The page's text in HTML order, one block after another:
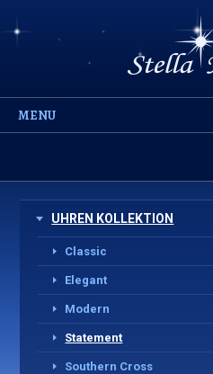
MENU
UHREN KOLLEKTION
Classic
Elegant
Modern
Statement
Southern Cross